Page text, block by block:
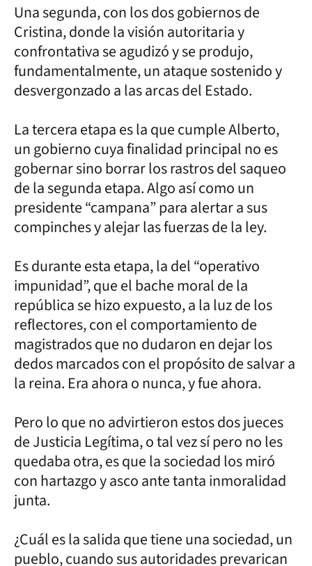
Una segunda, con los dos gobiernos de
Cristina, donde la visión autoritaria y
confrontativa se agudizó y se produjo,
fundamentalmente, un ataque sostenido y
desvergonzado a las arcas del Estado.
La tercera etapa es la que cumple Alberto,
un gobierno cuya finalidad principal no es
gobernar sino borrar los rastros del saqueo
de la segunda etapa. Algo así como un
presidente “campana” para alertar a sus
compinches y alejar las fuerzas de la ley.
Es durante esta etapa, la del “operativo
impunidad”, que el bache moral de la
república se hizo expuesto, a la luz de los
reflectores, con el comportamiento de
magistrados que no dudaron en dejar los
dedos marcados con el propósito de salvar a
la reina. Era ahora o nunca, y fue ahora.
Pero lo que no advirtieron estos dos jueces
de Justicia Legítima, o tal vez sí pero no les
quedaba otra, es que la sociedad los miró
con hartazgo y asco ante tanta inmoralidad
junta.
¿Cuál es la salida que tiene una sociedad, un
pueblo, cuando sus autoridades prevarican